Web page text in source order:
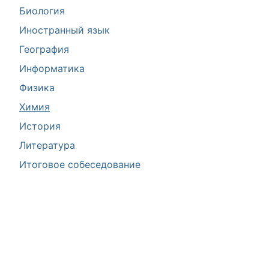
Биология
Иностранный язык
География
Информатика
Физика
Химия
История
Литература
Итоговое собеседование